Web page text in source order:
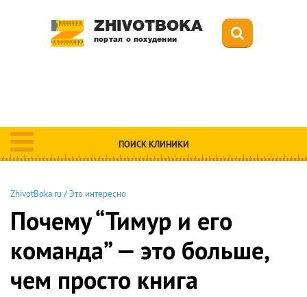
ZHIVOTBOKA
портал о похудении
ПОИСК КЛИНИКИ
ZhivotBoka.ru /Это интересно
Почему “Тимур и его
команда” — это больше,
чем просто книга